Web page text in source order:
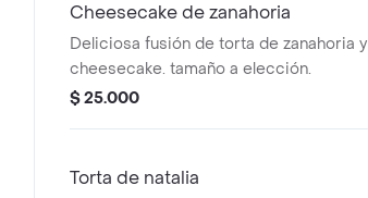
Cheesecake de zanahoria
Deliciosa fusión de torta de zanahoria y
cheesecake. tamaño a elección.
$ 25.000
Torta de natalia